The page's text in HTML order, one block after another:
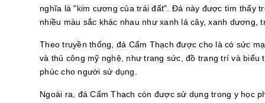
nghĩa là "kim cương của trái đất". Đá này được tìm thấy
nhiều màu sắc khác nhau như xanh lá cây, xanh dương,
Theo truyền thống, đá Cẩm Thạch được cho là có sức
và thủ công mỹ nghệ, như trang sức, đồ trang trí và
phúc cho người sử dụng.
Ngoài ra, đá Cẩm Thạch còn được sử dụng trong y học